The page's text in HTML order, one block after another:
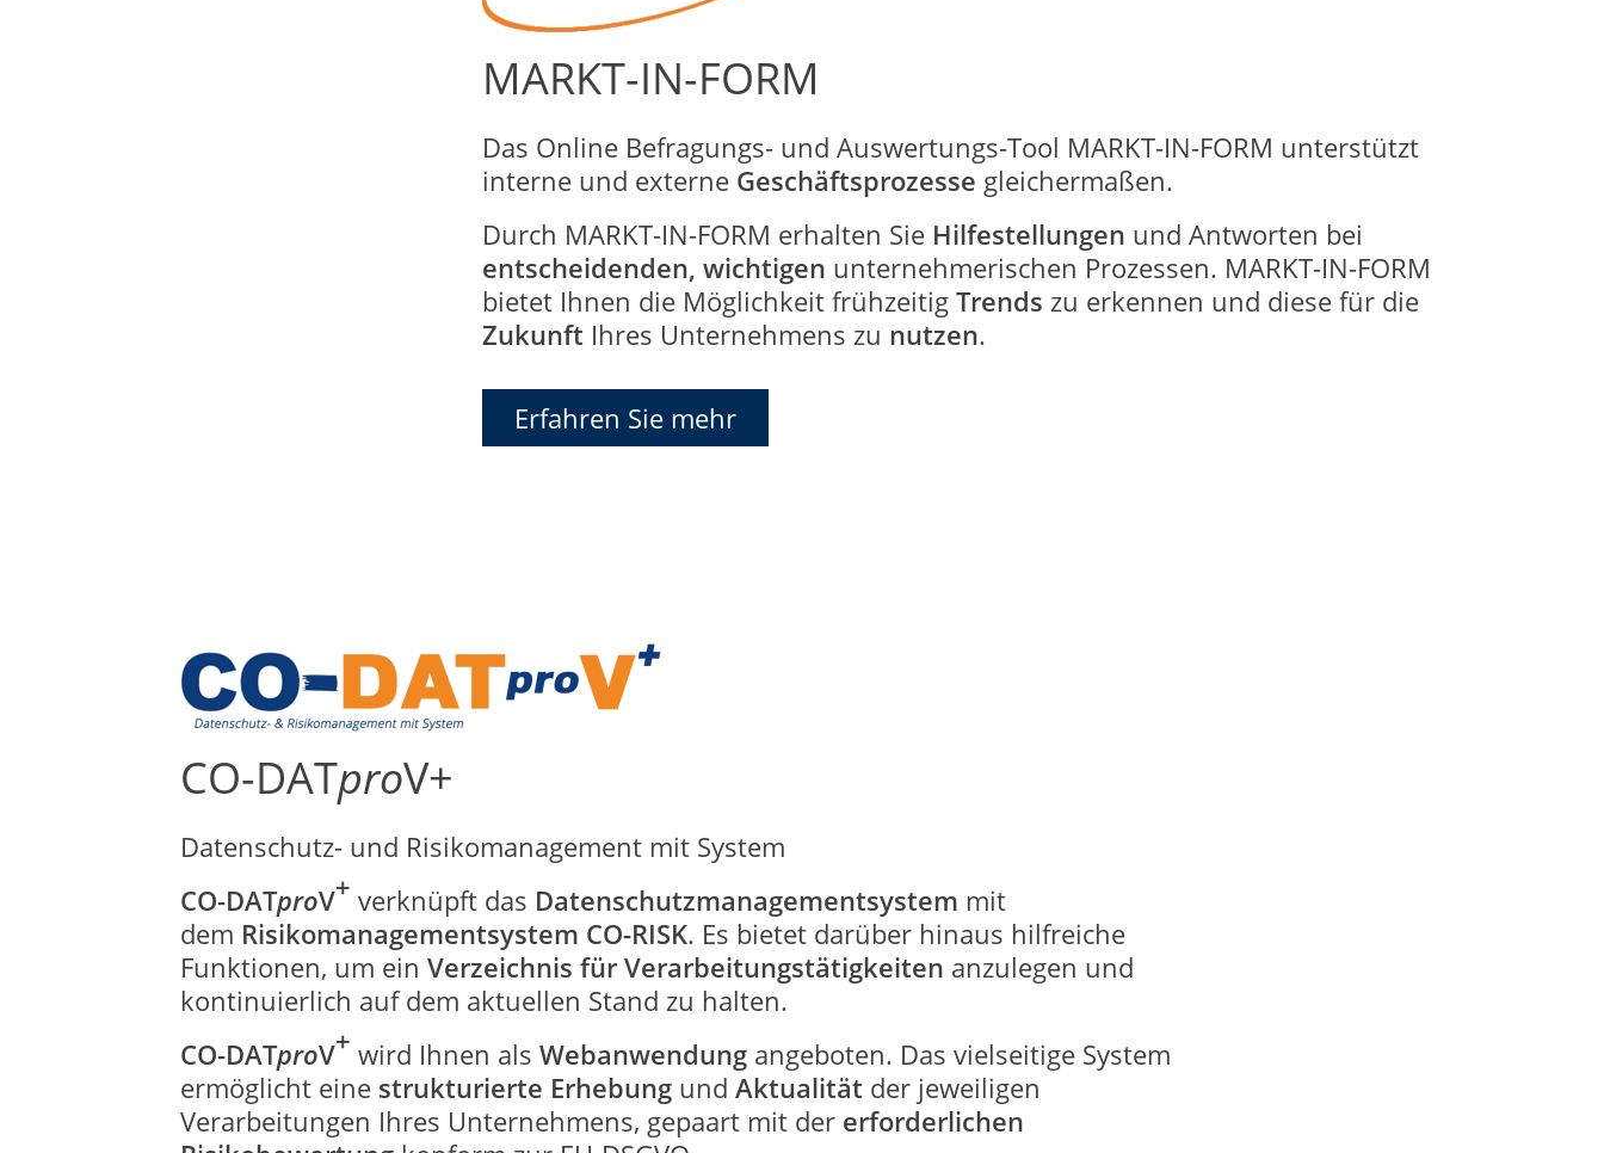
MARKT-IN-FORM
Das Online Befragungs- und Auswertungs-Tool MARKT-IN-FORM unterstützt
interne und externe Geschäftsprozesse gleichermaßen.
Durch MARKT-IN-FORM erhalten Sie Hilfestellungen und Antworten bei
entscheidenden, wichtigen unternehmerischen Prozessen. MARKT-IN-FORM
bietet Ihnen die Möglichkeit frühzeitigTrends zu erkennen und diese für die
Zukunft Ihres Unternehmens zu nutzen.
Erfahren Sie mehr
CO-DATproV+
Datenschutz- und Risikomanagement mit System
CO-DATproV+ verknüpft das Datenschutzmanagementsystem mit
dem Risikomanagementsystem CO-RISK. Es bietet darüber hinaus hilfreiche
Funktionen, um ein Verzeichnis für Verarbeitungstätigkeiten anzulegen und
kontinuierlich auf dem aktuellen Stand zu halten.
CO-DATproV+ wird Ihnen als Webanwendungangeboten. Das vielseitige System
ermöglicht eine strukturierte Erhebungund Aktualität der jeweiligen
Verarbeitungen Ihres Unternehmens, gepaart mit der erforderlichen